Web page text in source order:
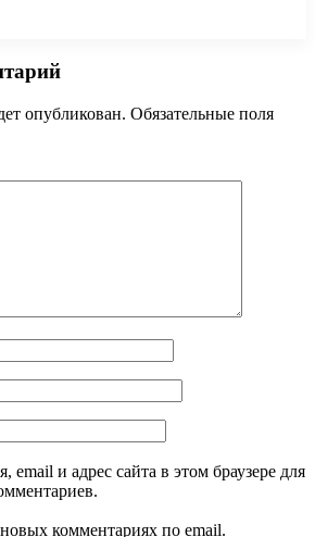
опубликован. Обязательные поля
email и адрес сайта в этом браузере для
комментариях по email.